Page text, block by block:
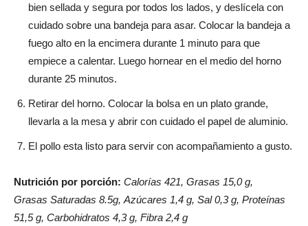
bien sellada y segura por todos los lados, y deslícela con
cuidado sobre una bandeja para asar. Colocar la bandeja a
fuego alto en la encimera durante 1 minuto para que
empiece a calentar. Luego hornear en el medio del horno
durante 25 minutos.
Retirar del horno. Colocar la bolsa en un plato grande,
llevarla a la mesa y abrir con cuidado el papel de aluminio.
El pollo esta listo para servir con acompañamiento a gusto.
Nutrición por porción: Calorías 421, Grasas 15,0 g,
Grasas Saturadas 8.5g, Azúcares 1,4 g, Sal 0,3 g, Proteínas
51,5 g, Carbohidratos 4,3 g, Fibra 2,4 g